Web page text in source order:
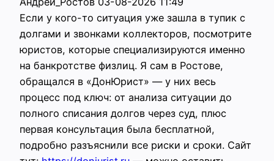
Если у кого-то ситуация уже зашла в тупик с
долгами и звонками коллекторов, посмотрите
юристов, которые специализируются именно
на банкротстве физлиц. Я сам в Ростове,
обращался в «ДонЮрист» — у них весь
процесс под ключ: от анализа ситуации до
полного списания долгов через суд, плюс
первая консультация была бесплатной,
подробно разъяснили все риски и сроки. Сайт